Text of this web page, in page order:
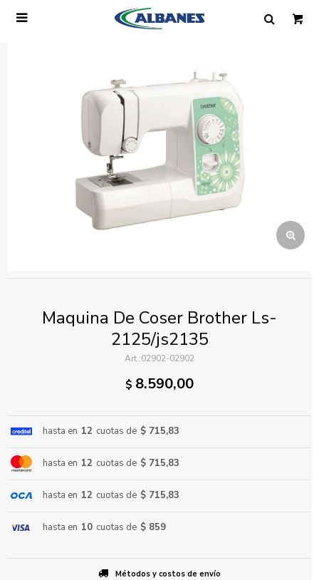

Maquina De Coser Brother Ls-
2125/js2135
02902-02902
$ 8.590,00
hasta en 12 cuotas de $ 715,83
hasta en 12 cuotas de $ 715,83
hasta en 12 cuotas de $ 715,83
hasta en 10 cuotas de $ 859
Métodos y costos de envío